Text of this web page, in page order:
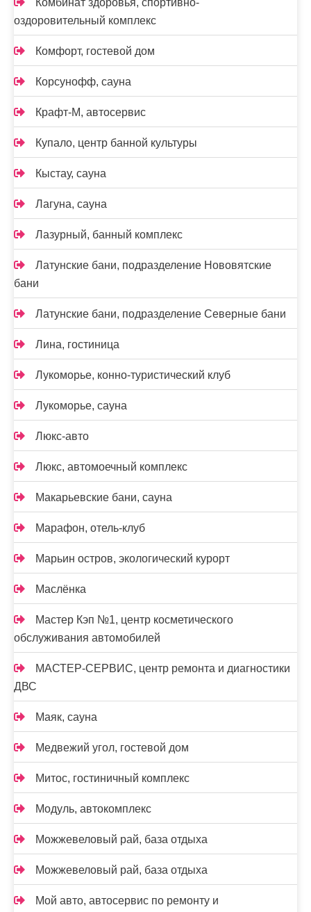
Комбинат здоровья, спортивно-
оздоровительный комплекс
Комфорт, гостевой дом
Корсунофф, сауна
Крафт-М, автосервис
Купало, центр банной культуры
Кыстау, сауна
Лагуна, сауна
Лазурный, банный комплекс
Латунские бани, подразделение Нововятские
бани
Латунские бани, подразделение Северные бани
Лина, гостиница
Лукоморье, конно-туристический клуб
Лукоморье, сауна
Люкс-авто
Люкс, автомоечный комплекс
Макарьевские бани, сауна
Марафон, отель-клуб
Марьин остров, экологический курорт
Маслёнка
Мастер Кэп №1, центр косметического
обслуживания автомобилей
МАСТЕР-СЕРВИС, центр ремонта и диагностики
ДВС
Маяк, сауна
Медвежий угол, гостевой дом
Митос, гостиничный комплекс
Модуль, автокомплекс
Можжевеловый рай, база отдыха
Можжевеловый рай, база отдыха
Мой авто, автосервис по ремонту и